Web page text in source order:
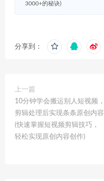
3000+的秘诀)
分享到：
上一篇
10分钟学会搬运别人短视频，
剪辑处理后实现条条原创内容
(快速掌握短视频剪辑技巧，
轻松实现原创内容创作)